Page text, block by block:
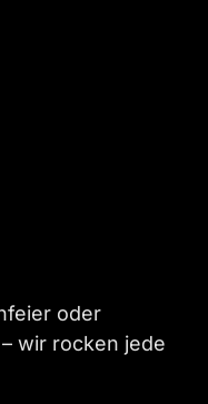
oder
wir rocken jede